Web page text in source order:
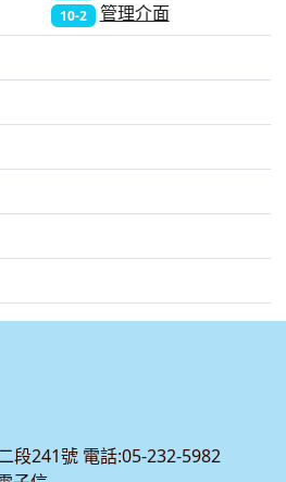
10-2
管理介面
段241號 電話:05-232-5982